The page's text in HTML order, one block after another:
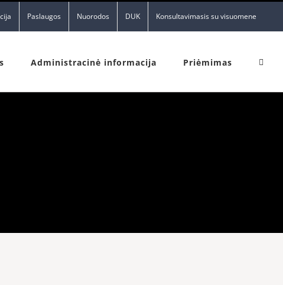
Paslaugos Nuorodos DUK Konsultavimasis su visuomene
Administracinė informacija Priėmimas